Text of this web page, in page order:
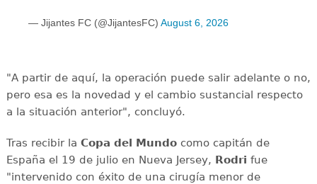
— Jijantes FC (@JijantesFC) August 6, 2026
"A partir de aquí, la operación puede salir adelante o no,
pero esa es la novedad y el cambio sustancial respecto
a la situación anterior", concluyó.
Tras recibir la Copa del Mundocomo capitán de
España el 19 de julio en Nueva Jersey, Rodri fue
"intervenido con éxito de una cirugía menor de